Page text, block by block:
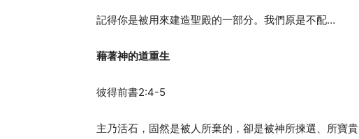
記得你是被用來建造聖殿的一部分。我們原是不配…
藉著神的道重生
彼得前書2:4-5
主乃活石，固然是被人所棄的，卻是被神所揀選、所寶